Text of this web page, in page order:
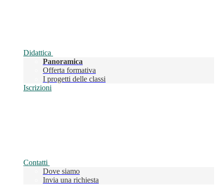
Didattica
Panoramica
Offerta formativa
I progetti delle classi
Iscrizioni
Contatti
Dove siamo
Invia una richiesta